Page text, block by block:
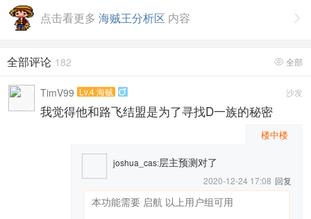

点击看更多 海贼王分析区 内容
 全部
全部评论 182
沙发
TimV99 Lv.4 海贼 
我觉得他和路飞结盟是为了寻找D一族的秘密
楼中楼
joshua_cas:层主预测对了
2020-12-24 17:08 回复